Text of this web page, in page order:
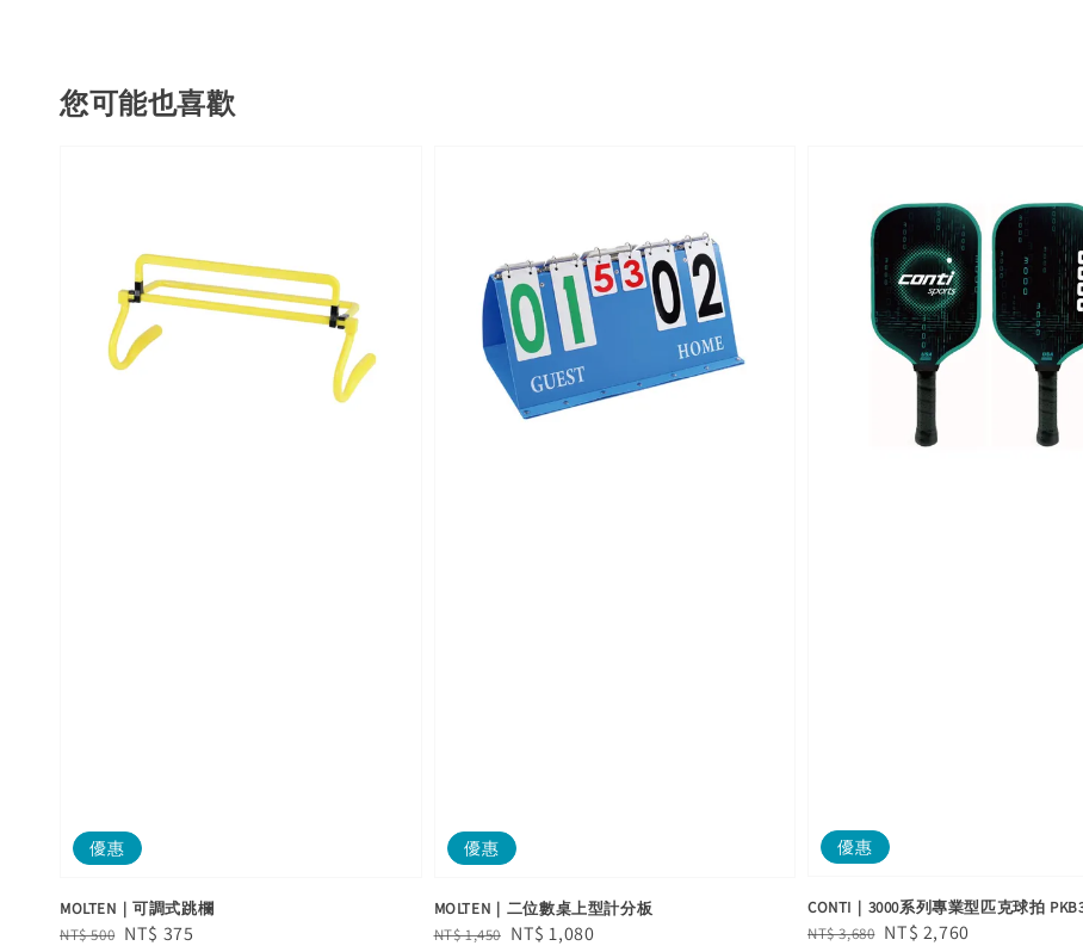
您可能也喜歡
優惠
MOLTEN｜可調式跳欄
Regular
NT$ 500 Sale
NT$ 375
優惠
MOLTEN｜二位數桌上型計分板
Regular
NT$ 1,450 Sale
NT$ 1,080
優惠
CONTI｜3000系列專業型匹克球拍
Regular
NT$ 3,680 Sale
NT$ 2,760